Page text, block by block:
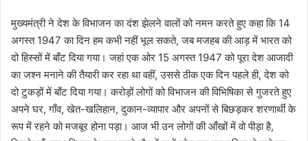
मुख्यमंत्री ने देश के विभाजन का दंश झेलने वालों को नमन करते हुए कहा कि 14
अगस्त 1947 का दिन हम कभी नहीं भूल सकते, जब मजहब की आड़ में भारत को
दो हिस्सों में बाँट दिया गया। जहां एक ओर 15 अगस्त 1947 को पूरा देश आजादी
का जश्न मनाने की तैयारी कर रहा था वहीं, उससे ठीक एक दिन पहले ही, देश को
दो टुकड़ों में बाँट दिया गया। करोड़ों लोगों को विभाजन की विभिषिका से गुजरते हुए
अपने घर, गाँव, खेत-खलिहान, दुकान-व्यापार और अपनों से बिछड़कर शरणार्थी के
रूप में रहने को मजबूर होना पड़ा। आज भी उन लोगों की आँखों में वो पीड़ा है,